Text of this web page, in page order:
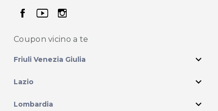
seguici su facebook
seguici su youtube
seguici su instagram
Coupon vicino a te
Friuli Venezia Giulia expand_more
Lazio expand_more
Lombardia expand_more